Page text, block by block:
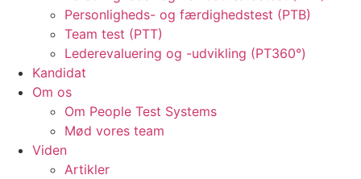
Personligheds- og færdighedstest (PTB)
Team test (PTT)
Lederevaluering og -udvikling (PT360°)
Kandidat
Om os
Om People Test Systems
Mød vores team
Viden
Artikler